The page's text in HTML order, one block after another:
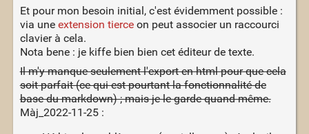
Et pour mon besoin initial, c'est évidemment possible :
via une extension tierceon peut associer un raccourci
clavier à cela.
Nota bene : je kiffe bien bien cet éditeur de texte.
Il m'y manque seulement l'export en html pour que cela
soit parfait (ce qui est pourtant la fonctionnalité de
base du markdown) ; mais je le garde quand même.
Màj_2022-11-25 :